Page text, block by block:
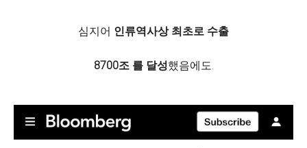
심지어 인류역사상 최초로 수출
8700조 를 달성했음에도.